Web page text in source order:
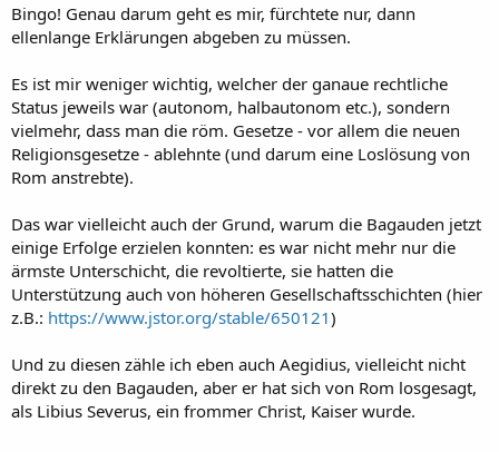
Bingo! Genau darum geht es mir, fürchtete nur, dann
ellenlange Erklärungen abgeben zu müssen.
Es ist mir weniger wichtig, welcher der ganaue rechtliche
Status jeweils war (autonom, halbautonom etc.), sondern
vielmehr, dass man die röm. Gesetze - vor allem die neuen
Religionsgesetze - ablehnte (und darum eine Loslösung von
Rom anstrebte).
Das war vielleicht auch der Grund, warum die Bagauden jetzt
einige Erfolge erzielen konnten: es war nicht mehr nur die
ärmste Unterschicht, die revoltierte, sie hatten die
Unterstützung auch von höheren Gesellschaftsschichten (hier
z.B.: https://www.jstor.org/stable/650121)
Und zu diesen zähle ich eben auch Aegidius, vielleicht nicht
direkt zu den Bagauden, aber er hat sich von Rom losgesagt,
als Libius Severus, ein frommer Christ, Kaiser wurde.